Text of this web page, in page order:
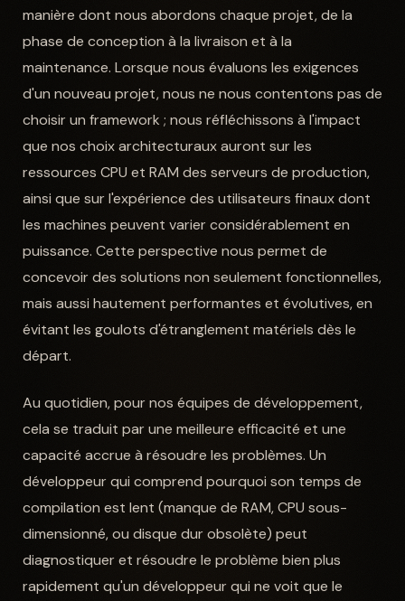
manière dont nous abordons chaque projet, de la
phase de conception à la livraison et à la
maintenance. Lorsque nous évaluons les exigences
d'un nouveau projet, nous ne nous contentons pas de
choisir un framework ; nous réfléchissons à l'impact
que nos choix architecturaux auront sur les
ressources CPU et RAM des serveurs de production,
ainsi que sur l'expérience des utilisateurs finaux dont
les machines peuvent varier considérablement en
puissance. Cette perspective nous permet de
concevoir des solutions non seulement fonctionnelles,
mais aussi hautement performantes et évolutives, en
évitant les goulots d'étranglement matériels dès le
départ.
Au quotidien, pour nos équipes de développement,
cela se traduit par une meilleure efficacité et une
capacité accrue à résoudre les problèmes. Un
développeur qui comprend pourquoi son temps de
compilation est lent (manque de RAM, CPU sous-
dimensionné, ou disque dur obsolète) peut
diagnostiquer et résoudre le problème bien plus
rapidement qu'un développeur qui ne voit que le